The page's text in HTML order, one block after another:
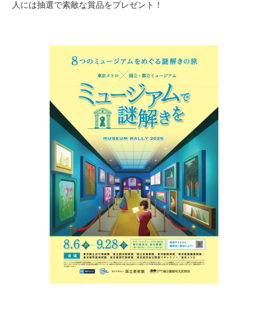
人には抽選で素敵な賞品をプレゼント！